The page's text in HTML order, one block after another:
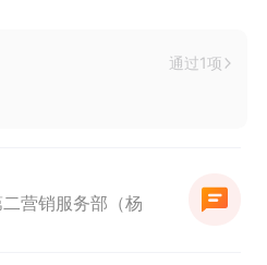
通过1项
营销服务部（杨